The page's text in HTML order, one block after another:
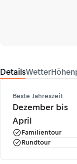
DetailsWetter
Beste Jahreszeit
Dezember bis
April
Familientour
Rundtour